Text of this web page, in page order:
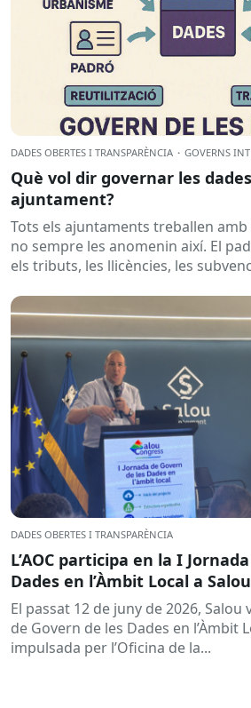
DADES OBERTES I TRANSPARÈNCIA · GOVERNS
Què vol dir governar les
ajuntament?
Tots els ajuntaments treballen
no sempre les anomenin així. El
els tributs, les llicències, les
DADES OBERTES I TRANSPARÈNCIA
L’AOC participa en la I
Dades en l’Àmbit Local a Salou
El passat 12 de juny de 2026, Salou
de Govern de les Dades en l’Àmbit
impulsada per l’Oficina de la...